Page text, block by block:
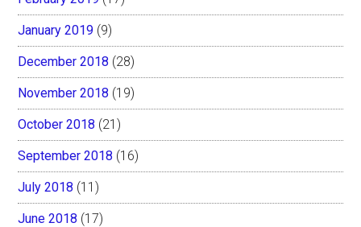
January 2019 (9)
December 2018 (28)
November 2018 (19)
October 2018 (21)
September 2018 (16)
July 2018 (11)
June 2018 (17)